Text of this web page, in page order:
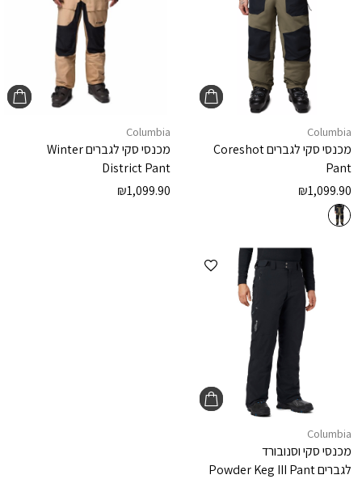
Columbia
מכנסי סקי לגבריםCoreshot
Pant
₪1,099.90
Columbia
מכנסי סקי לגבריםWinter
District Pant
₪1,099.90
הוספה למועדפים
Columbia
מכנסי סקי וסנובורד
לגבריםPowder Keg III Pant